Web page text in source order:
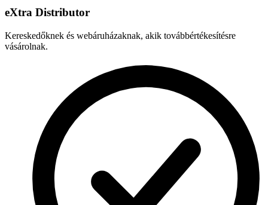
eXtra Distributor
Kereskedőknek és webáruházaknak, akik továbbértékesítésre
vásárolnak.